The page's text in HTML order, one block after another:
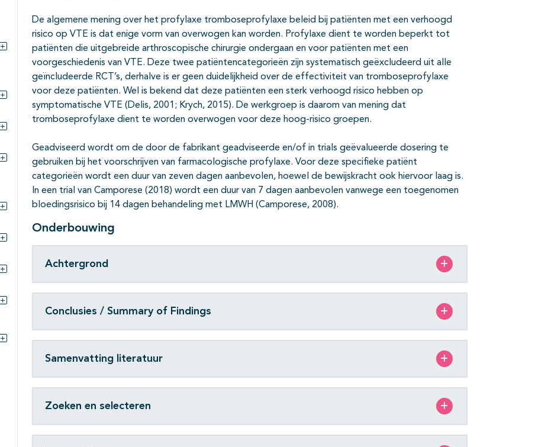
Subpagina's open- en dichtklappen
Subpagina's open- en dichtklappen
Subpagina's open- en dichtklappen
Subpagina's open- en dichtklappen
Subpagina's open- en dichtklappen
Subpagina's open- en dichtklappen
Subpagina's open- en dichtklappen
Subpagina's open- en dichtklappen
De algemene mening over het profylaxe tromboseprofylaxe beleid bij patiënten met een verhoogd
risico op VTE is dat enige vorm van overwogen kan worden. Profylaxe dient te worden beperkt tot
patiënten die uitgebreide arthroscopische chirurgie ondergaan en voor patiënten met een
voorgeschiedenis van VTE. Deze twee patiëntencategorieën zijn systematisch geëxcludeerd uit alle
geïncludeerde RCT’s, derhalve is er geen duidelijkheid over de effectiviteit van tromboseprofylaxe
voor deze patiënten. Wel is bekend dat deze patiënten een sterk verhoogd risico hebben op
symptomatische VTE (Delis, 2001; Krych, 2015). De werkgroep is daarom van mening dat
tromboseprofylaxe dient te worden overwogen voor deze hoog-risico groepen.
Geadviseerd wordt om de door de fabrikant geadviseerde en/of in trials geëvalueerde dosering te
gebruiken bij het voorschrijven van farmacologische profylaxe. Voor deze specifieke patiënt
categorieën wordt een duur van zeven dagen aanbevolen, hoewel de bewijskracht ook hiervoor laag is.
In een trial van Camporese (2018) wordt een duur van 7 dagen aanbevolen vanwege een toegenomen
bloedingsrisico bij 14 dagen behandeling met LMWH (Camporese, 2008).
Onderbouwing
Achtergrond
Conclusies / Summary of Findings
Samenvatting literatuur
Zoeken en selecteren